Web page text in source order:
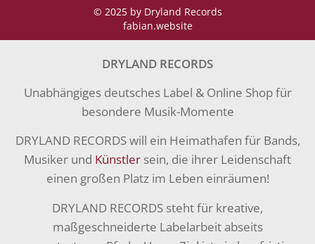
© 2025 by Dryland Records
fabian.website
DRYLAND RECORDS
Unabhängiges deutsches Label & Online Shop für
besondere Musik-Momente
DRYLAND RECORDS will ein Heimathafen für Bands,
Musiker und Künstler sein, die ihrer Leidenschaft
einen großen Platz im Leben einräumen!
DRYLAND RECORDS steht für kreative,
maßgeschneiderte Labelarbeit abseits